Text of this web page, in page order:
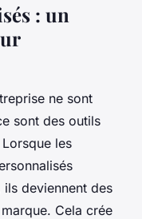
: un
ne sont
sont des outils
les
deviennent des
Cela crée